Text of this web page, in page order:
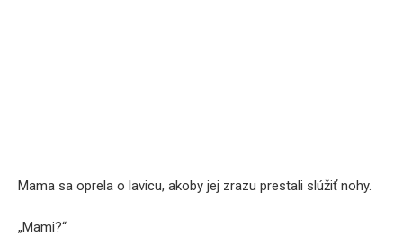
Mama sa oprela o lavicu, akoby jej zrazu prestali slúžiť nohy.
„Mami?“